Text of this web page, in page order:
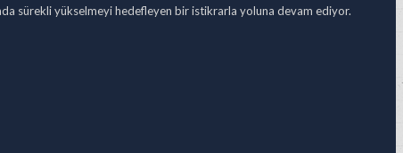
sürekli yükselmeyi hedefleyen bir istikrarla yoluna devam ediyor.